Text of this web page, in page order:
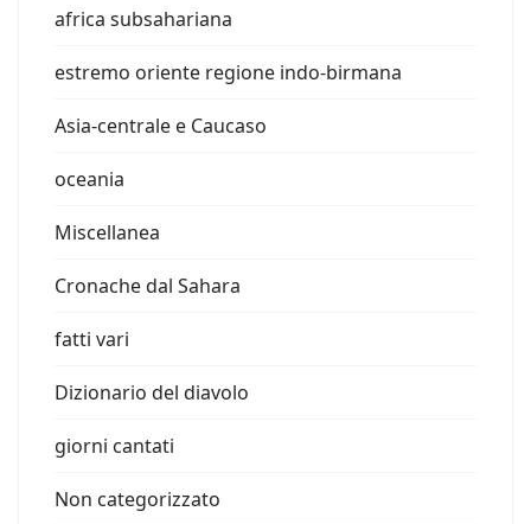
africa subsahariana
estremo oriente regione indo-birmana
Asia-centrale e Caucaso
oceania
Miscellanea
Cronache dal Sahara
fatti vari
Dizionario del diavolo
giorni cantati
Non categorizzato